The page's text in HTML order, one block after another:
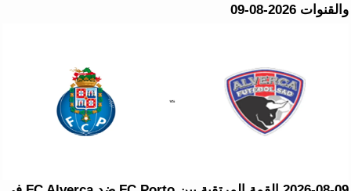
والقنوات 2026-08-09